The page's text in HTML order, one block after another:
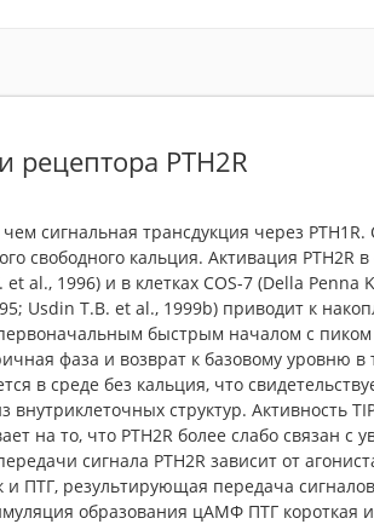
рецептора PTH2R
сигнальная трансдукция через
свободного кальция. Активация PTH2R
al., 1996) и в клетках COS-7 (Della Penna
Usdin T.B. et al., 1999b) приводит к
быстрым началом с
фаза и возврат к базовому уровню в
в среде без кальция, что
внутриклеточных структур. Активность
на то, что PTH2R более слабо связан с
сигнала PTH2R зависит от
и ПТГ, результирующая передача
образования цАМФ ПТГ короткая